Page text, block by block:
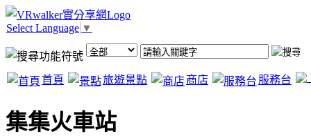
Select Language ▼
首頁 旅遊景點 商店 服務台
集集火車站